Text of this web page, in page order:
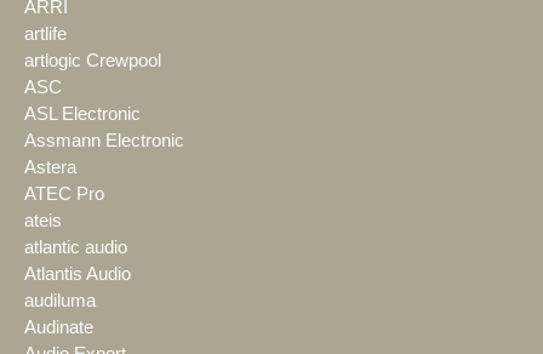
ARRI
artlife
artlogic Crewpool
ASC
ASL Electronic
Assmann Electronic
Astera
ATEC Pro
ateis
atlantic audio
Atlantis Audio
audiluma
Audinate